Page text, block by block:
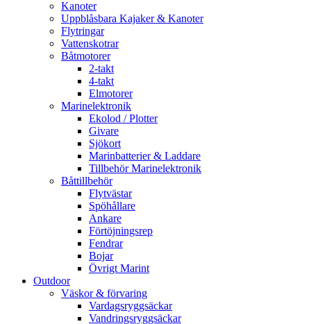
Kanoter
Uppblåsbara Kajaker & Kanoter
Flytringar
Vattenskotrar
Båtmotorer
2-takt
4-takt
Elmotorer
Marinelektronik
Ekolod / Plotter
Givare
Sjökort
Marinbatterier & Laddare
Tillbehör Marinelektronik
Båttillbehör
Flytvästar
Spöhållare
Ankare
Förtöjningsrep
Fendrar
Bojar
Övrigt Marint
Outdoor
Väskor & förvaring
Vardagsryggsäckar
Vandringsryggsäckar